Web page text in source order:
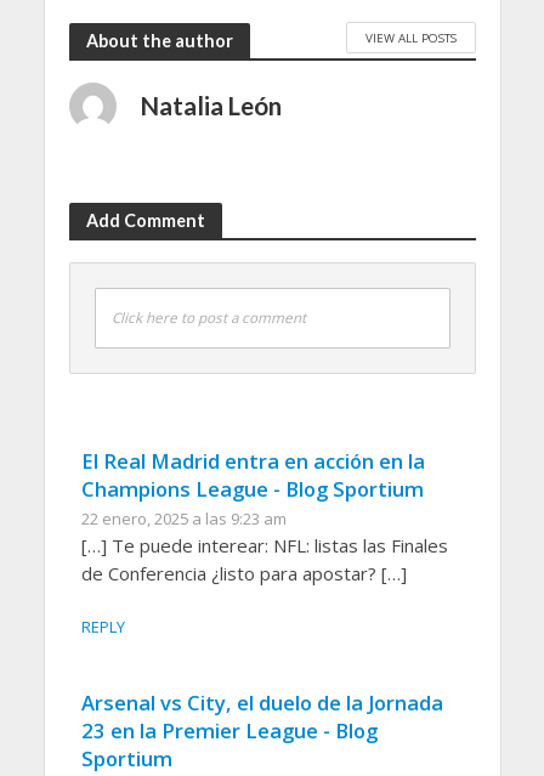
About the author VIEW ALL POSTS
Natalia León
Add Comment
Click here to post a comment
El Real Madrid entra en acción en la
Champions League - Blog Sportium
22 enero, 2025 a las 9:23 am
[…] Te puede interear: NFL: listas las Finales
de Conferencia ¿listo para apostar? […]
REPLY
Arsenal vs City, el duelo de la Jornada
23 en la Premier League - Blog
Sportium